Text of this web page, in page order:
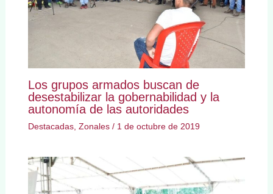
Los grupos armados buscan de
desestabilizar la gobernabilidad y la
autonomía de las autoridades
Destacadas, Zonales/ 1 de octubre de 2019